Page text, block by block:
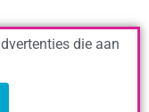
die aan